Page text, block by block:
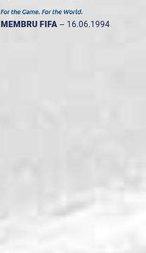
MEMBRU FIFA -- 16.06.1994